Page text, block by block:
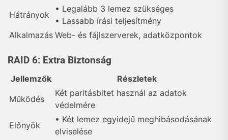
Hátrányok
• Legalább 3 lemez szükséges
• Lassabb írási teljesítmény
Alkalmazás Web- és fájlszerverek, adatközpontok
RAID 6: Extra Biztonság
Jellemzők
Részletek
Működés
Két paritásbitet használ az adatok
védelmére
Előnyök
• Két lemez egyidejű meghibásodásának
elviselése